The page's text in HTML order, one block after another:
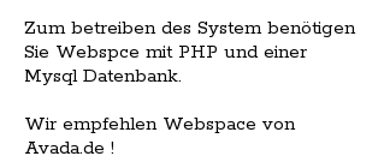
Zum betreiben des System benötigen
Sie Webspce mit PHP und einer
Mysql Datenbank.
Wir empfehlen Webspace von
Avada.de !